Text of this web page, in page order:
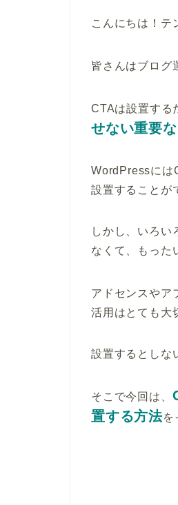
こんにちは！テ
皆さんはブログ
CTAは設置する
せない重要
WordPressには
設置することが
しかし、いろい
なくて、もった
アドセンスやア
活用はとても大
設置するとしな
そこで今回は、
置する方法を